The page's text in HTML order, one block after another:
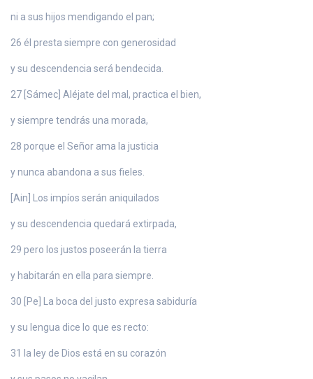
ni a sus hijos mendigando el pan;
26 él presta siempre con generosidad
y su descendencia será bendecida.
27 [Sámec] Aléjate del mal, practica el bien,
y siempre tendrás una morada,
28 porque el Señor ama la justicia
y nunca abandona a sus fieles.
[Ain] Los impíos serán aniquilados
y su descendencia quedará extirpada,
29 pero los justos poseerán la tierra
y habitarán en ella para siempre.
30 [Pe] La boca del justo expresa sabiduría
y su lengua dice lo que es recto:
31 la ley de Dios está en su corazón